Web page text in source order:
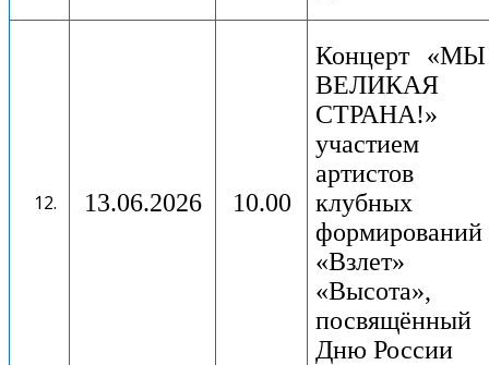
13.06.2026 10.00
Концерт«МЫ
ВЕЛИКАЯ
СТРАНА!»
участием
артистов
клубных
формирований
«Взлет»
«Высота»,
посвящённый
Дню России